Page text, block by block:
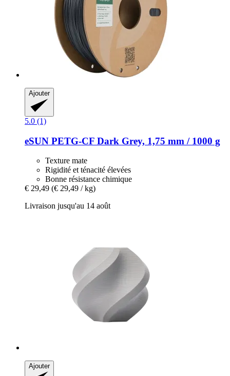
Ajouter
5.0 (1)
eSUN PETG-​CF Dark Grey, 1,75 mm / 1000 g
Texture mate
Rigidité et ténacité élevées
Bonne résistance chimique
€ 29,49 (€ 29,49 / kg)
Livraison jusqu'au 14 août
Ajouter